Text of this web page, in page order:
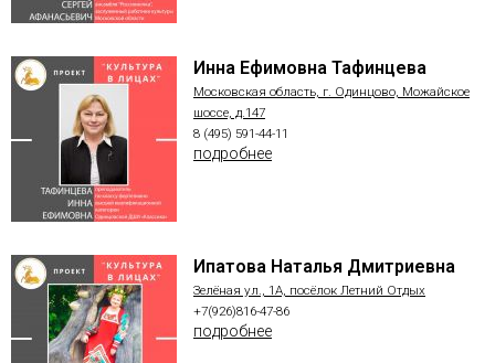
Инна Ефимовна Тафинцева
Московская область, г. Одинцово, Можайское
шоссе, д.147
8 (495) 591-44-11
подробнее
Ипатова Наталья Дмитриевна
Зелёная ул., 1А, посёлок Летний Отдых
+7(926)816-47-86
подробнее